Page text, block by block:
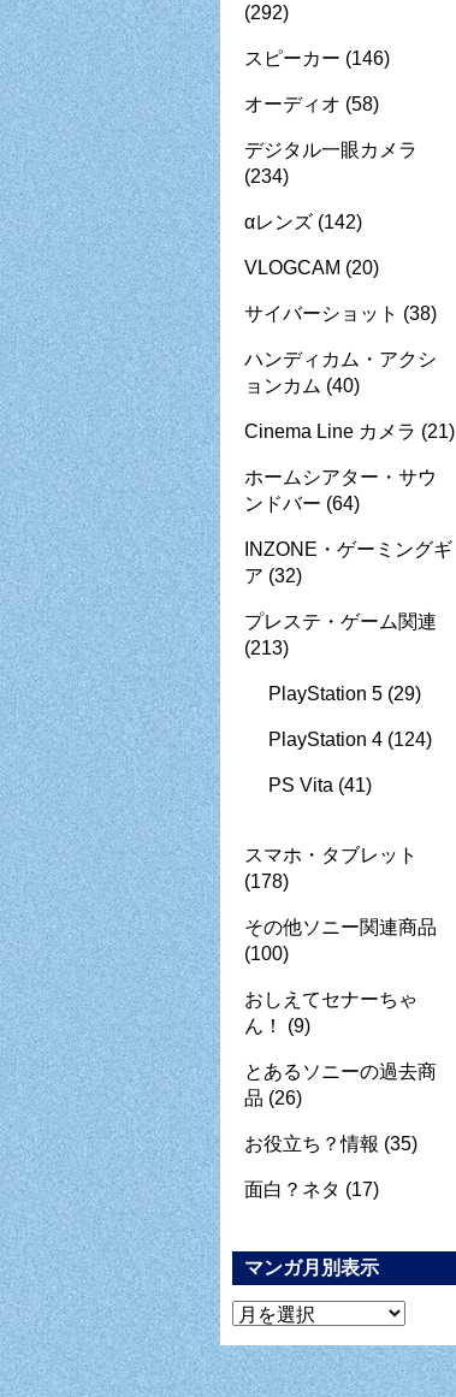
(292)
スピーカー (146)
オーディオ (58)
デジタル一眼カメラ
(234)
αレンズ (142)
VLOGCAM (20)
サイバーショット (38)
ハンディカム・アクシ
ョンカム (40)
Cinema Line カメラ (21)
ホームシアター・サウ
ンドバー (64)
INZONE・ゲーミングギ
ア (32)
プレステ・ゲーム関連
(213)
PlayStation 5 (29)
PlayStation 4 (124)
PS Vita (41)
スマホ・タブレット
(178)
その他ソニー関連商品
(100)
おしえてセナーちゃ
ん！
(9)
とあるソニーの過去商
品 (26)
お役立ち？情報 (35)
面白？ネタ (17)
マンガ月別表示
マ
ン
ガ